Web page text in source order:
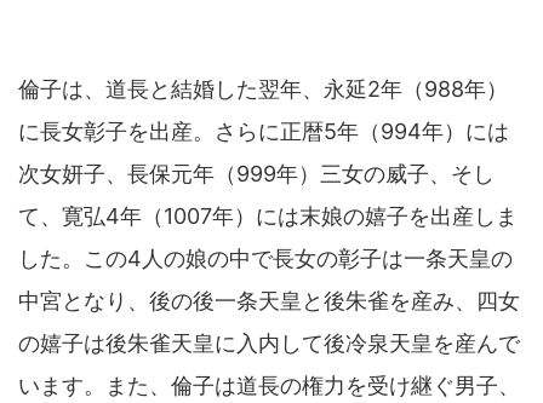
倫子は、道長と結婚した翌年、永延2年（988年）
に長女彰子を出産。さらに正暦5年（994年）には
次女妍子、長保元年（999年）三女の威子、そし
て、寛弘4年（1007年）には末娘の嬉子を出産しま
した。この4人の娘の中で長女の彰子は一条天皇の
中宮となり、後の後一条天皇と後朱雀を産み、四女
の嬉子は後朱雀天皇に入内して後冷泉天皇を産んで
います。また、倫子は道長の権力を受け継ぐ男子、